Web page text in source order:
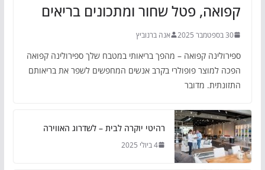
קפואה, פטל שחור ומתכונים בריאים
30 בספטמבר 2025 אנה ברנוביץ
ספירולינה קפואה – מהפך בריאותי במטבח שלך ספירולינה קפואה
הפכה למוצר פופולרי בקרב אנשים המחפשים לשפר את בריאותם
התזונתית. מדובר
רהיטי יוקרה לבית – לשדרוג האווירה
4 ביולי 2025